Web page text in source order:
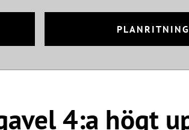
PLANRITNING
4:a högt